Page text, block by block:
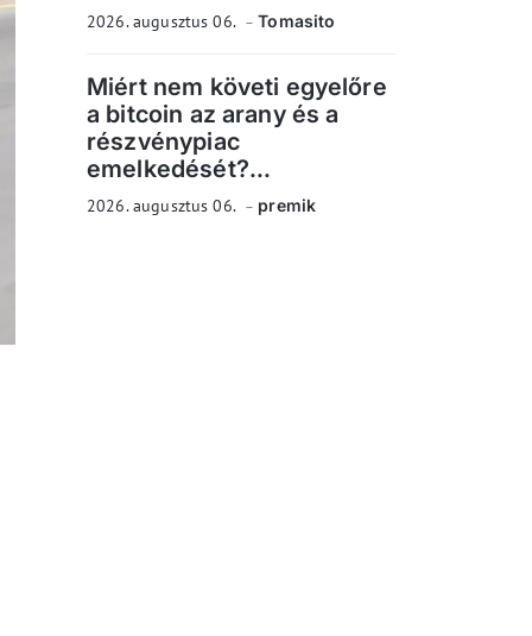
2026. augusztus 06. Tomasito
Miért nem követi egyelőre
a bitcoin az arany és a
részvénypiac
emelkedését?...
2026. augusztus 06. premik